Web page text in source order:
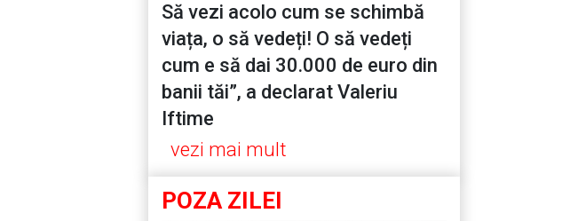
Să vezi acolo cum se schimbă
viața, o să vedeți! O să vedeți
cum e să dai 30.000 de euro din
banii tăi”, a declarat Valeriu
Iftime
vezi mai mult
POZA ZILEI